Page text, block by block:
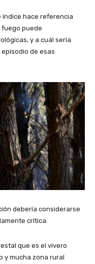
índice hace referencia
fuego puede
y a cuál sería
de esas
debería considerarse
crítica.
que es el vivero
y mucha zona rural